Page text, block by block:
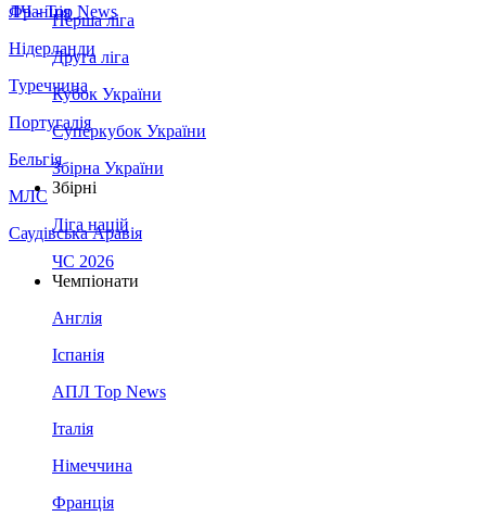
Франція
Нідерланди
Туреччина
Португалія
Бельгія
МЛС
Саудівська Аравія
ЛЧ - Top News
Перша ліга
Друга ліга
Кубок України
Суперкубок України
Збірна України
Збірні
Ліга націй
ЧС 2026
Чемпіонати
Англія
Іспанія
АПЛ Top News
Італія
Німеччина
Франція